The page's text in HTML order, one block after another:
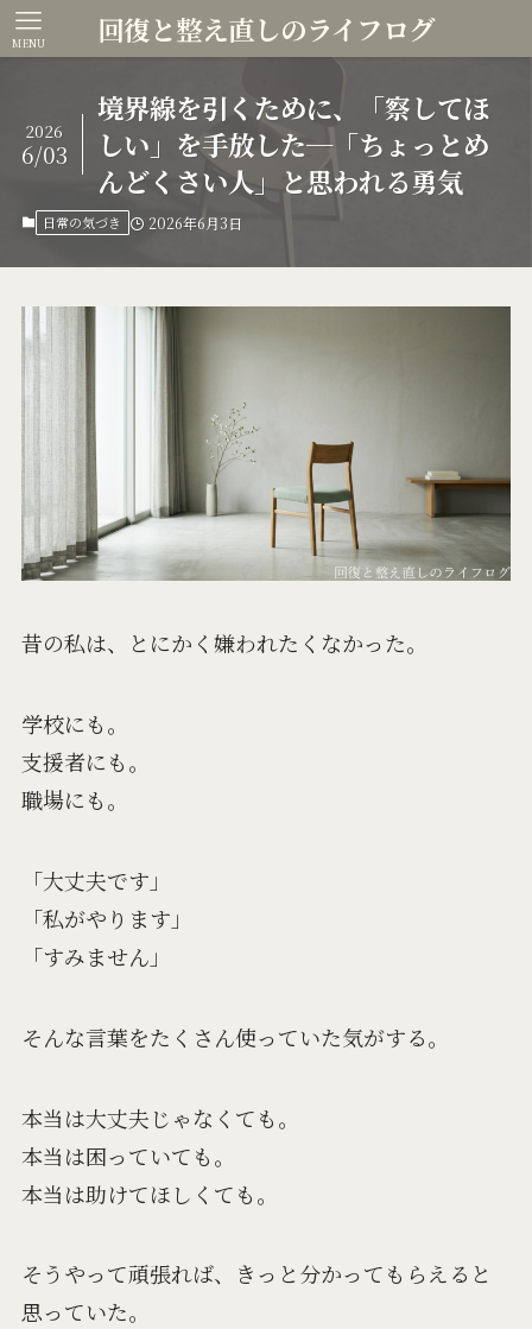
回復と整え直しのライフログ
MENU
境界線を引くために、「察してほ
しい」を手放した─「ちょっとめ
んどくさい人」と思われる勇気
2026
6/03
日常の気づき 2026年6月3日
昔の私は、とにかく嫌われたくなかった。
学校にも。
支援者にも。
職場にも。
「大丈夫です」
「私がやります」
「すみません」
そんな言葉をたくさん使っていた気がする。
本当は大丈夫じゃなくても。
本当は困っていても。
本当は助けてほしくても。
そうやって頑張れば、きっと分かってもらえると
思っていた。